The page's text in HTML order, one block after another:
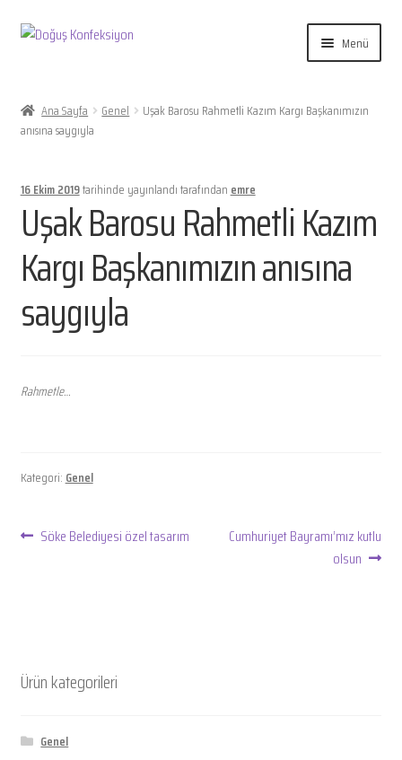
Dolaşıma
İçeriğe
Menü
menüyü
Öğrenci ve Öğretim Görevlisi
Nikah Memuru
genişlet
Aksesuarlar
Hakkında
İletişim
Ana Sayfa Genel
Uşak Barosu Rahmetli Kazım Kargı Başkanımızın
anısına saygıyla
16 Ekim 2019tarihinde yayınlandıtarafından emre
Uşak Barosu Rahmetli Kazım
Kargı Başkanımızın anısına
saygıyla
Rahmetle…
Kategori: Genel
YazıÖnceki
Söke Belediyesi özel tasarım
Sonraki
Cumhuriyet Bayramı’mız kutlu
olsun
Ürün kategorileri
Genel